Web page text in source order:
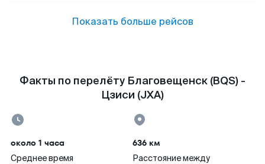
Показать больше рейсов
Факты по перелёту Благовещенск (BQS) -
Цзиси (JXA)
около 1 часа
Среднее время
636 км
Расстояние между